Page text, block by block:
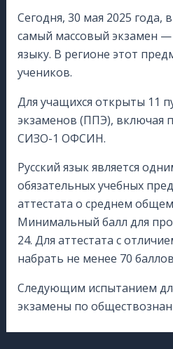
Сегодня, 30 мая 2025 года,
самый массовый экзамен —
языку. В регионе этот
учеников.
Для учащихся открыты 11
экзаменов (ППЭ), включая
СИЗО-1 ОФСИН.
Русский язык является
обязательных учебных
аттестата о среднем
Минимальный балл для
24. Для аттестата с
набрать не менее 70
Следующим испытанием
экзамены по